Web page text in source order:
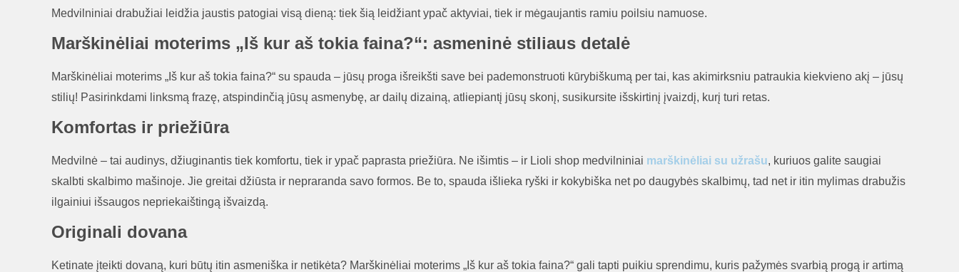
Medvilniniai drabužiai leidžia jaustis patogiai visą dieną: tiek šią leidžiant ypač aktyviai, tiek ir mėgaujantis ramiu poilsiu namuose.
Marškinėliai moterims „Iš kur aš tokia faina?“: asmeninė stiliaus detalė
Marškinėliai moterims „Iš kur aš tokia faina?“ su spauda – jūsų proga išreikšti save bei pademonstruoti kūrybiškumą per tai, kas akimirksniu patraukia kiekvieno akį – jūsų
stilių! Pasirinkdami linksmą frazę, atspindinčią jūsų asmenybę, ar dailų dizainą, atliepiantį jūsų skonį, susikursite išskirtinį įvaizdį, kurį turi retas.
Komfortas ir priežiūra
Medvilnė – tai audinys, džiuginantis tiek komfortu, tiek ir ypač paprasta priežiūra. Ne išimtis – ir Lioli shop medvilniniai marškinėliai su užrašu, kuriuos galite saugiai
skalbti skalbimo mašinoje. Jie greitai džiūsta ir nepraranda savo formos. Be to, spauda išlieka ryški ir kokybiška net po daugybės skalbimų, tad net ir itin mylimas drabužis
ilgainiui išsaugos nepriekaištingą išvaizdą.
Originali dovana
Ketinate įteikti dovaną, kuri būtų itin asmeniška ir netikėta? Marškinėliai moterims „Iš kur aš tokia faina?“ gali tapti puikiu sprendimu, kuris pažymės svarbią progą ir artimą